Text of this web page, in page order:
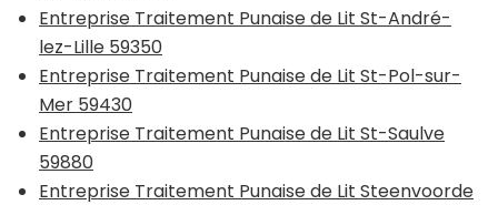
Entreprise Traitement Punaise de Lit St-André-
lez-Lille 59350
Entreprise Traitement Punaise de Lit St-Pol-sur-
Mer 59430
Entreprise Traitement Punaise de Lit St-Saulve
59880
Entreprise Traitement Punaise de Lit Steenvoorde